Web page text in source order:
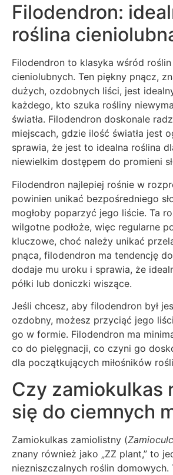
Filodendron:
roślina
Filodendron to klasyka wśród
cieniolubnych. Ten piękny pnącz,
dużych, ozdobnych liści, jest
każdego, kto szuka rośliny
światła. Filodendron doskonale
miejscach, gdzie ilość światła jest
sprawia, że jest to idealna roślina
niewielkim dostępem do promieni
Filodendron najlepiej rośnie w
powinien unikać bezpośredniego
mogłoby poparzyć jego liście. Ta
wilgotne podłoże, więc regularne
kluczowe, choć należy unikać
pnąca, filodendron ma tendencję
dodaje mu uroku i sprawia, że
półki lub doniczki wiszące.
Jeśli chcesz, aby filodendron był
ozdobny, możesz przyciąć jego
go w formie. Filodendron ma
co do pielęgnacji, co czyni go
dla początkujących miłośników
Czy zamiokulkas
się do ciemnych
Zamiokulkas zamiolistny (
znany również jako „ZZ plant,” to
niezniszczalnych roślin domowych.